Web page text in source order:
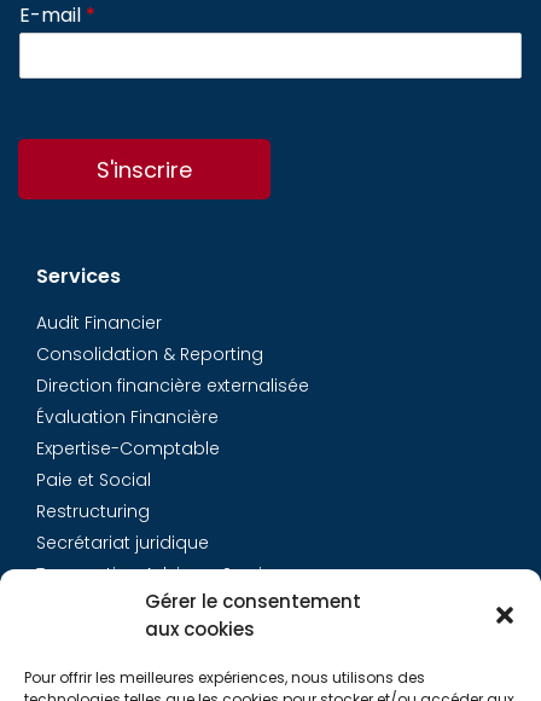
Gérer le consentement
aux cookies
Pour offrir les meilleures expériences, nous utilisons des
E-mail *
S'inscrire
Services
Audit Financier
Consolidation & Reporting
Direction financière externalisée
Évaluation Financière
Expertise-Comptable
Paie et Social
Restructuring
Secrétariat juridique
Transaction Advisory Services
Équipe